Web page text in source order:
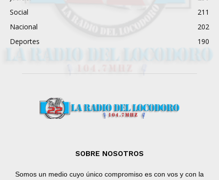
Social
211
Nacional
202
Deportes
190
SOBRE NOSOTROS
Somos un medio cuyo único compromiso es con vos y con la